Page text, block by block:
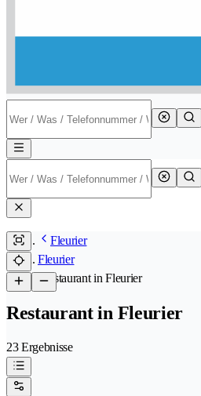
Fleurier
Fleurier
/Restaurant in Fleurier
Restaurant in Fleurier
23 Ergebnisse